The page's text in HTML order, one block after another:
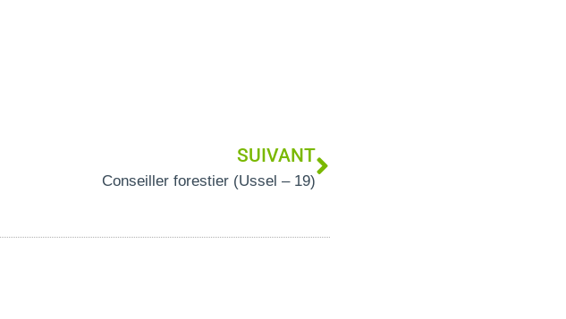
SUIVANT
Conseiller forestier (Ussel – 19)